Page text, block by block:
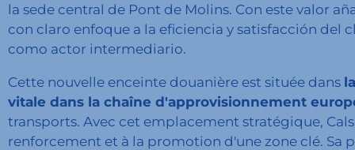
la sede central de Pont de Molins. Con este valor
con claro enfoque a la eficiencia y satisfacción del
como actor intermediario.
Cette nouvelle enceinte douanière est située dans
vitale dans la chaîne d'approvisionnement
transports. Avec cet emplacement stratégique,
renforcement et à la promotion d'une zone clé. Sa